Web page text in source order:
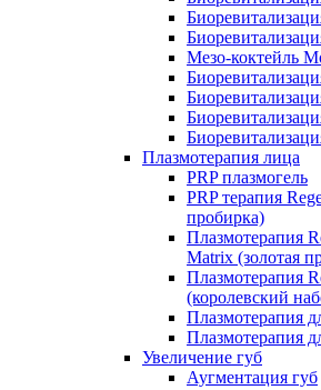
Мезо-коктейль
Плазмотерапия лица
PRP плазмогель
PRP терапия
пробирка)
Плазмотерапия
Matrix (золотая
Плазмотерапия
(королевский
Плазмотерапия
Плазмотерапия
Увеличение губ
Аугментация губ